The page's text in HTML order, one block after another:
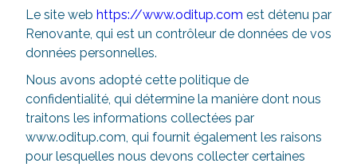
Le site web https://www.oditup.com est détenu par
Renovante, qui est un contrôleur de données de vos
données personnelles.
Nous avons adopté cette politique de
confidentialité, qui détermine la manière dont nous
traitons les informations collectées par
www.oditup.com, qui fournit également les raisons
pour lesquelles nous devons collecter certaines